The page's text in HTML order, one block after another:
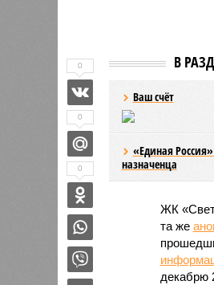
В
Ваш счёт
«Единая
назначенца
ЖК
та же
декабрю
0
0
0